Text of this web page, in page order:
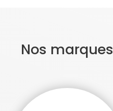
Nos marques